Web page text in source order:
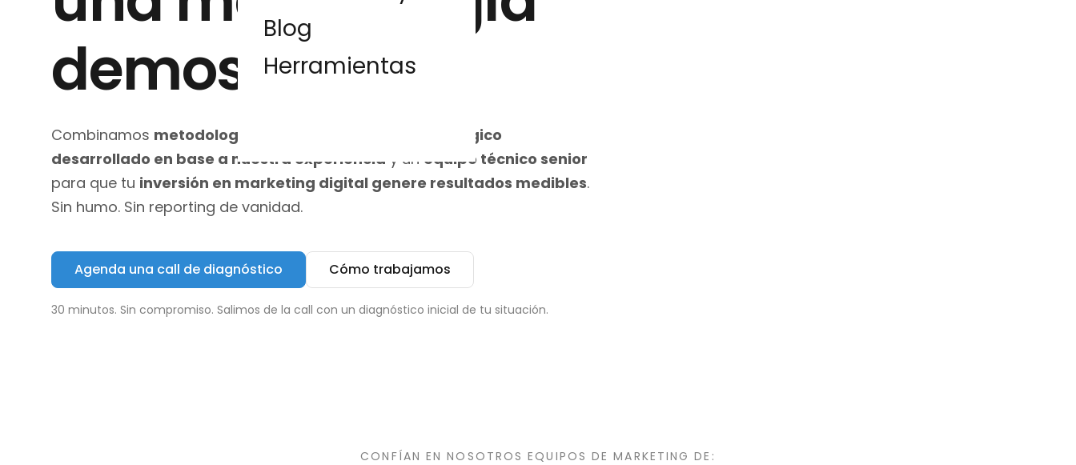
Blog
Herramientas
demostrada.
Combinamos metodología propia
un stack tecnológico
desarrollado en base a nuestra experiencia y un equipo técnico senior
para que tu inversión en marketing digital genere resultados medibles.
Sin humo. Sin reporting de vanidad.
Agenda una call de diagnóstico Cómo trabajamos
30 minutos. Sin compromiso. Salimos de la call con un diagnóstico inicial de tu situación.
CONFÍAN EN NOSOTROS EQUIPOS DE MARKETING DE: